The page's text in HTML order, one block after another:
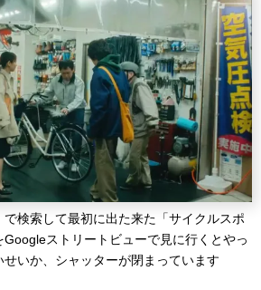
検索して最初に出た来た「サイクルスポ
ストリートビューで見に行くとやっ
いか、シャッターが閉まっています